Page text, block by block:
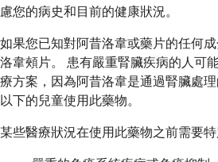
慮您的病史和目前的健康狀況。
如果您已知對阿昔洛韋或藥片的任何
洛韋頰片。 患有嚴重腎臟疾病的人可
療方案，因為阿昔洛韋是通過腎臟處
以下的兒童使用此藥物。
某些醫療狀況在使用此藥物之前需要特